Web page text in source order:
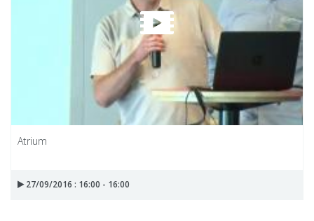
Atrium
27/09/2016 : 16:00 - 16:00